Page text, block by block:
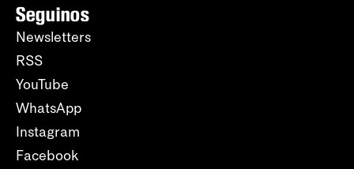
Seguinos
Newsletters
RSS
YouTube
WhatsApp
Instagram
Facebook